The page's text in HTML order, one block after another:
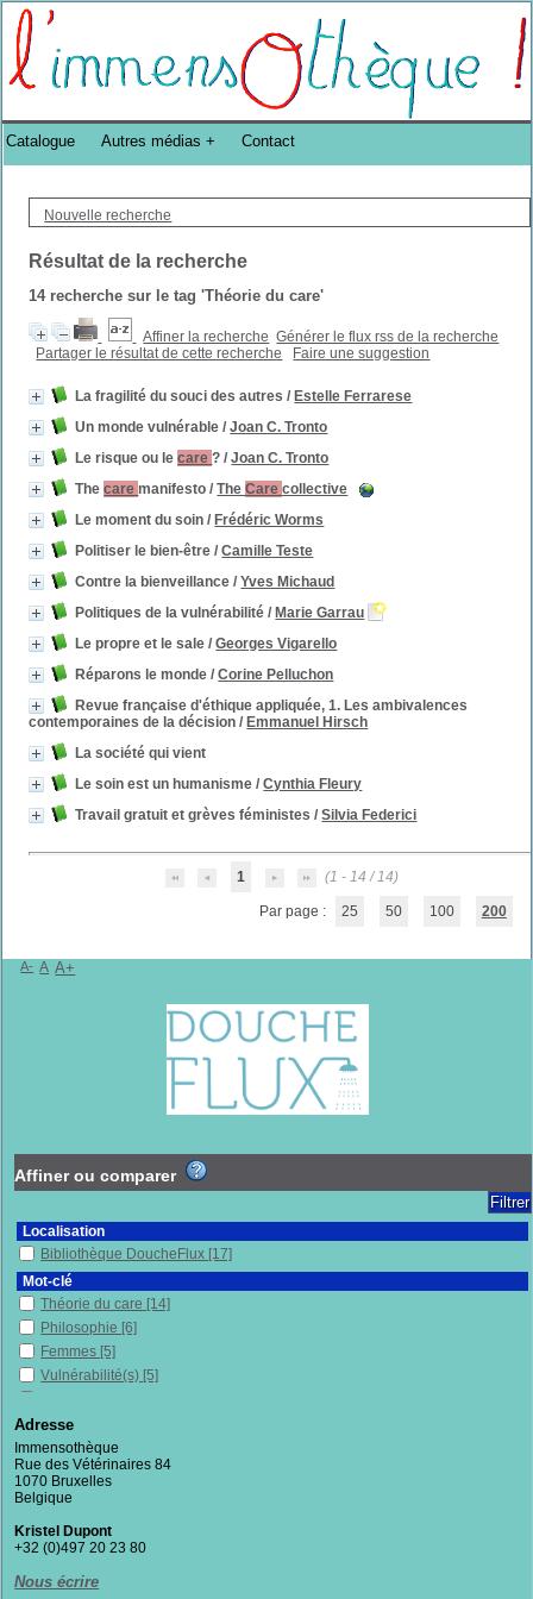
Bibliothèque DoucheFLUX Bibliotheek -->
Nouvelle recherche
Résultat de la recherche
14recherche sur le tag'Théorie du care'
Affiner la recherche Générer le flux rss de la recherche
Partager le résultat de cette recherche
Faire une suggestion
La fragilité du souci des autres / Estelle Ferrarese
Un monde vulnérable /Joan C. Tronto
Le risque ou lecare? /Joan C. Tronto
Thecaremanifesto /TheCarecollective
Le moment du soin / Frédéric Worms
Politiser le bien-être /Camille Teste
Contre la bienveillance /Yves Michaud
Politiques de la vulnérabilité / Marie Garrau
Le propre et le sale /Georges Vigarello
Réparons le monde /Corine Pelluchon
Revue française d'éthique appliquée, 1. Les ambivalences
contemporaines de la décision / Emmanuel Hirsch
La société qui vient
Le soin est un humanisme /Cynthia Fleury
Travail gratuit et grèves féministes /Silvia Federici
1 (1 - 14 / 14)
Par page : 25 50 100 200
Catalogue Autres médias Contact
A- A A+
Affiner ou comparer
Localisation
Bibliothèque DoucheFlux [17]
Mot-clé
Théorie du care [14]
Philosophie [6]
Femmes [5]
Vulnérabilité(s) [5]
Dimension politique
Féminisme[4]
Individu et société[3]
Sociologie
Dimension morale
Discrimination
Adresse
Immensothèque
Rue des Vétérinaires 84
1070 Bruxelles
Belgique
Kristel Dupont
+32 (0)497 20 23 80
Nous écrire